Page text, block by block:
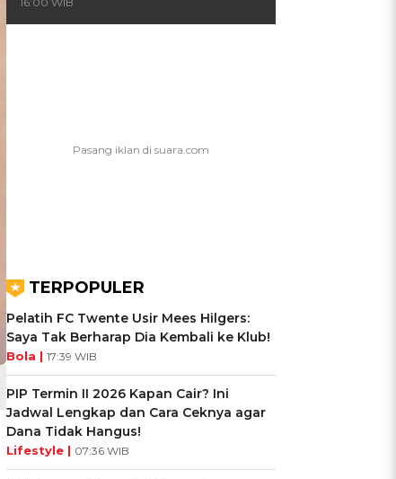
TERPOPULER
Pelatih FC Twente Usir Mees Hilgers:
Saya Tak Berharap Dia Kembali ke Klub!
Bola | 17:39 WIB
PIP Termin II 2026 Kapan Cair? Ini
Jadwal Lengkap dan Cara Ceknya agar
Dana Tidak Hangus!
Lifestyle | 07:36 WIB